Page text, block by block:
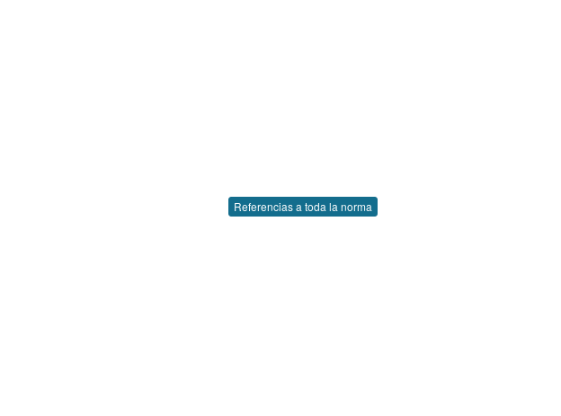
Referencias a toda la norma